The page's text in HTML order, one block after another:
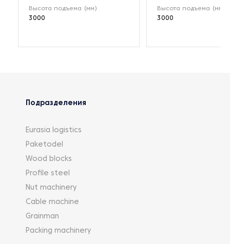
Высота подъема (мм)
3000
Высота подъема (мм)
3000
Подразделения
Eurasia logistics
Paketodel
Wood blocks
Profile steel
Nut machinery
Cable machine
Grainman
Packing machinery